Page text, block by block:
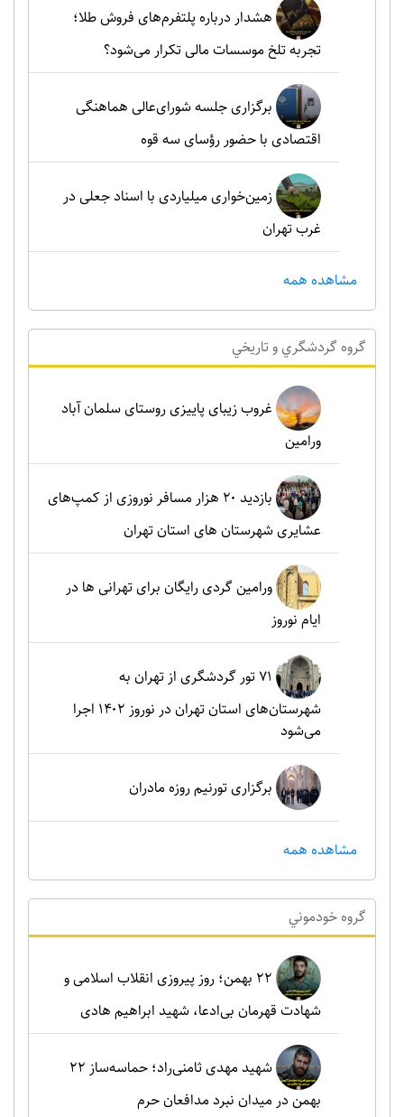
هشدار درباره پلتفرم‌های فروش طلا؛
تجربه تلخ موسسات مالی تکرار می‌شود؟
برگزاری جلسه شورای‌عالی هماهنگی
اقتصادی با حضور رؤسای سه قوه
زمین‌خواری میلیاردی با اسناد جعلی در
غرب تهران
مشاهده همه
گروه گردشگري و تاريخي
غروب زیبای پاییزی روستای سلمان آباد
ورامین
بازدید ۲۰ هزار مسافر نوروزی از کمپ‌های
عشایری شهرستان های استان تهران
ورامین گردی رایگان برای تهرانی ها در
ایام نوروز
۷۱ تور گردشگری از تهران به
شهرستان‌های استان تهران در نوروز ۱۴۰۲ اجرا
می‌شود
برگزاری تورنیم روزه مادران
مشاهده همه
گروه خودموني
۲۲ بهمن؛ روز پیروزی انقلاب اسلامی و
شهادت قهرمان بی‌ادعا، شهید ابراهیم هادی
شهید مهدی ثامنی‌راد؛ حماسه‌ساز ۲۲
بهمن در میدان نبرد مدافعان حرم